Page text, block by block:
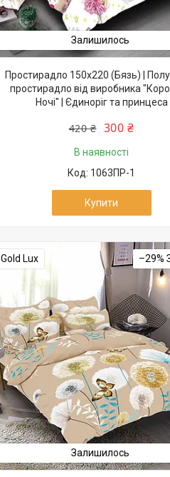
Залишилось
Простирадло 150х220 (Бязь) |
простирадло від виробника
Ночі" | Єдиноріг та принцеса
420 ₴ 300 ₴
В наявності
1063ПР-1
Купити
Gold Lux –29%
Залишилось